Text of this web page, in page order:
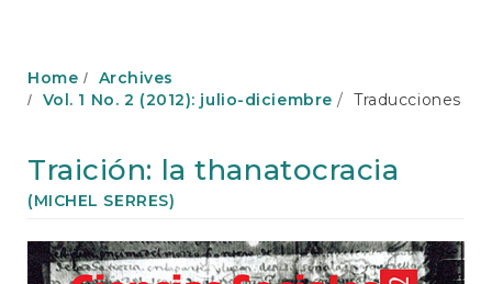
n
n
C
n
t
Home
Archives
Vol. 1 No. 2 (2012): julio-diciembre
Traducciones
Traición: la thanatocracia
(MICHEL SERRES)
Article